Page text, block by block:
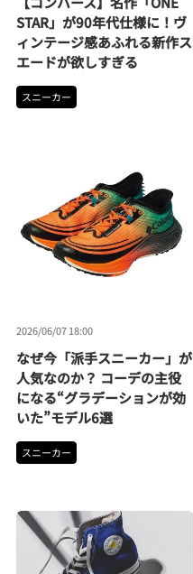
STAR」が90年代仕様に！ヴ
ィンテージ感あふれる新作ス
エードが欲しすぎる
スニーカー
2026/06/07 18:00
なぜ今「派手スニーカー」が
人気なのか？ コーデの主役
になる“グラデーションが効
いた”モデル6選
スニーカー